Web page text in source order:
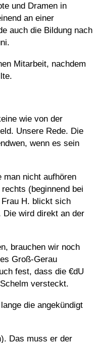
und Dramen in
an einer
auch die Bildung nach
Mitarbeit, nachdem
wie von der
Unsere Rede. Die
wenn es sein
nicht aufhören
(beginnend bei
H. blickt sich
Die wird direkt an der
brauchen wir noch
Groß-Gerau
fest, dass die €dU
versteckt.
die angekündigt
Das muss er der